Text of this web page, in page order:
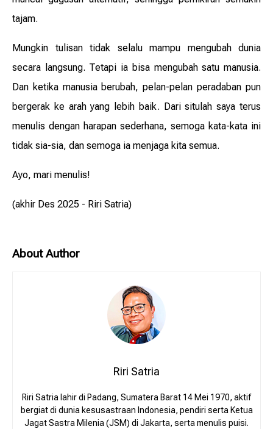
tajam.
Mungkin tulisan tidak selalu mampu mengubah dunia
secara langsung. Tetapi ia bisa mengubah satu manusia.
Dan ketika manusia berubah, pelan-pelan peradaban pun
bergerak ke arah yang lebih baik. Dari situlah saya terus
menulis dengan harapan sederhana, semoga kata-kata ini
tidak sia-sia, dan semoga ia menjaga kita semua.
Ayo, mari menulis!
(akhir Des 2025 - Riri Satria)
About Author
Riri Satria
Riri Satria lahir di Padang, Sumatera Barat 14 Mei 1970, aktif
bergiat di dunia kesusastraan Indonesia, pendiri serta Ketua
Jagat Sastra Milenia (JSM) di Jakarta, serta menulis puisi.